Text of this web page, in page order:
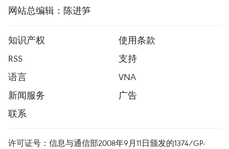
网站总编辑：陈进笋
知识产权
使用条款
RSS
支持
语言
VNA
新闻服务
广告
联系
许可证号：信息与通信部2008年9月11日颁发的1374/GP-